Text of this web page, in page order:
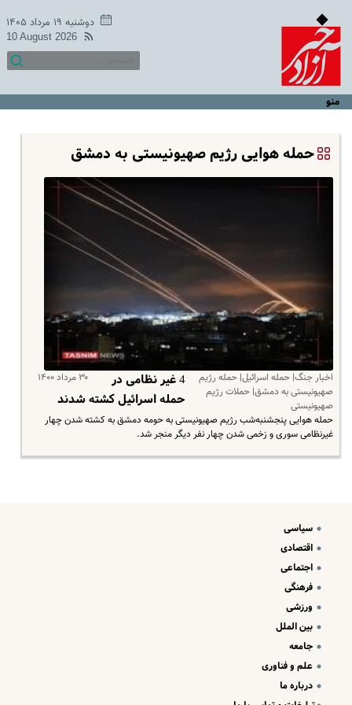
دوشنبه ۱۹ مرداد ۱۴۰۵
10 August 2026
منو
حمله هوایی رژیم صهیونیستی به دمشق
اخبار جنگ| حمله اسرائیل| حمله رژیم
صهیونیستی به دمشق| حملات رژیم
صهیونیستی
۳۰ مرداد ۱۴۰۰
4 غیر نظامی در
حمله اسرائیل کشته شدند
حمله هوایی پنجشنبه‌شب رژیم صهیونیستی به حومه دمشق به کشته شدن چهار
غیرنظامی سوری و زخمی شدن چهار نفر دیگر منجر شد.
سیاسی
اقتصادی
اجتماعی
فرهنگی
ورزشی
بین الملل
جامعه
علم و فناوری
درباره ما